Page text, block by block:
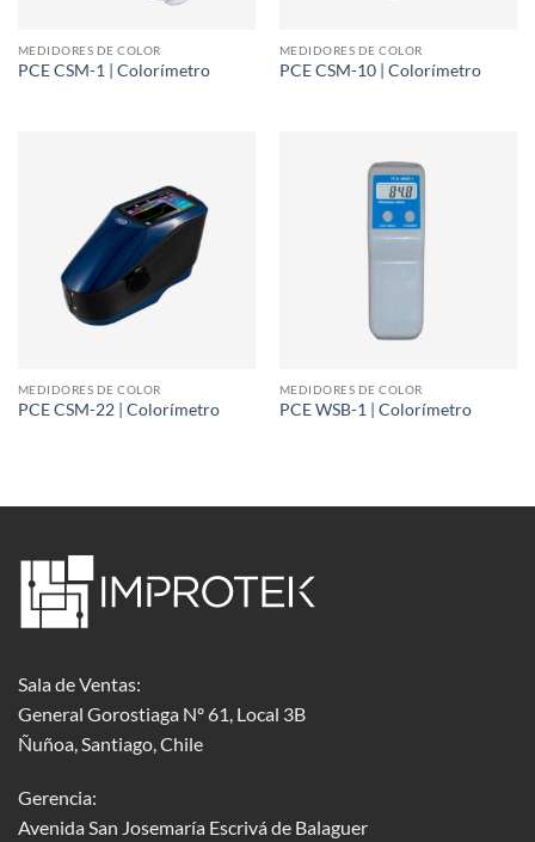
MEDIDORES DE COLOR
PCE CSM-1 | Colorímetro
MEDIDORES DE COLOR
PCE CSM-10 | Colorímetro
MEDIDORES DE COLOR
PCE CSM-22 | Colorímetro
MEDIDORES DE COLOR
PCE WSB-1 | Colorímetro
Sala de Ventas:
General Gorostiaga Nº 61, Local 3B
Ñuñoa, Santiago, Chile
Gerencia:
Avenida San Josemaría Escrivá de Balaguer